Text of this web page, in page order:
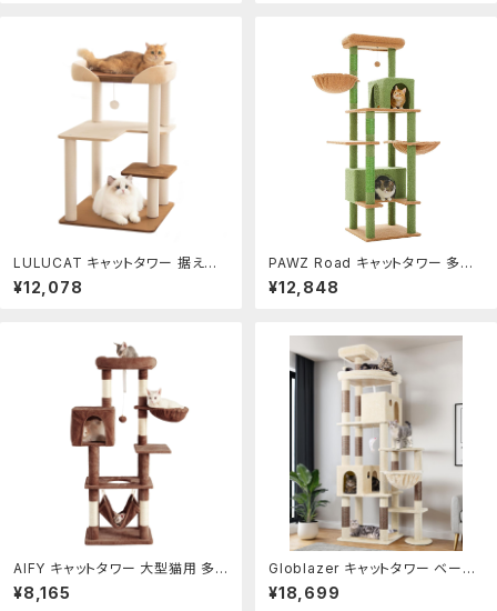
すい設計 多機能 運動不足解消 ロ
ーズブラウン HCT038MU
差 キャットタワー 家具組み付け 滑
り止め 頑丈 4段 (グレー, L)
LULUCAT キャットタワー 据え置
き おしゃれ クッション入りベッド
巨大土台 多頭飼い コンパクト シニ
展望台 猫ベッド 運動不足解消 省
スペース スリム 爪とぎポール コッ
¥12,078
PAWZ Road キャットタワー 多頭
飼い 大型猫用 スリム 大型 爪研ぎ
麻紐 ハンモック 据え置き 省スペー
¥12,848
AIFY キャットタワー 大型猫用 多
頭飼い 省スペース スリム 据え置き
安定強化構造 ハンモック付き 隠れ
¥8,165
Globlazer キャットタワー ベージ
ュ 高さ213cm 大型猫用 多頭飼
強い安定性 据え置き型 多機能 猫
¥18,699